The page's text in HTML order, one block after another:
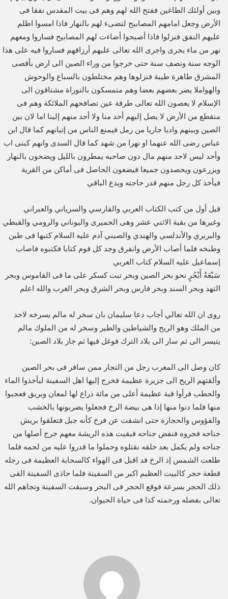
وبين أولئك الطاغين ففتح الله لهم وهم فى بيت المقدس نفقا فى
الأرض وجعل امامهم المصابيح لتضىء لهم بالنهار فاذا امسوا اظلم
عليهم النفق فنزلوا فاذا أصبحوا أضاءت لهم المصابيح فساروا ومعهم
نهر من ماء يجرى واجرى الله تعالى عليهم أرزاقهم فساروا فيه على هذا
الوجه سنة ونصف سنة حتى خرجوا من وراء الصين الى ارض بأقصى
المشرق طاهرة طيبة فنزلوها وهم مختلطون بالسباع والوحوش
والهواملا يضر بعضهم بعضا وهم متمسكون بالتوراة مشتاقون الى
الإسلام لا يعصون الله تعالى طرفة عين تصافحهم الملائكة وهم فى
منقطع من الأرض لا يصل إليهم أحد منا ولا أحد منهم إلينا اما لان بين
الصين وبينهم واديا جاريا من رمل فيمنع الناس من إتيانهم كما قال ابن
عباس رضى الله عنهما او نهرا من شهد كما قال السدى وانهم كبنى اب
وأحد ليس لاحد منهم مال دون صاحبه يمطرون بالليل ويضحون بالنهار
ويزرعون ويحصدون جميعا فيضعون الحاصل فى أماكن من القرية
فيأخذ كل رجل منهم قدر حاجته ويدع الباقي
قيل أول من كتب الكتاب العربي والفارسي والسرياني والعبراني
وغيرها من بقية الاثني عشر وهى الحميرى واليوناني والرومي والقبطي
والبربري والأندلسي والهندي والصيني آدم عليه السلام كتبها فى طين
وطبخه فلما أصاب الأرض وانفرق وجد كل قوم كتابا فكتبوه فاصاب
إسماعيل عليه السلام كتاب العربي
سَبْعَةُ أَبْحُرٍ نحو بحر الصين وبحر تبت كسكر على ما فى القاموس وبحر
التهد وبحر السند وبحر فارس وبحر الشرق وبحر الغرب والله اعلم
روى ان الله تعالي أجاب دعا سليمان بان سخر له مالم يسرخه لاحد
من الملك وهو الريح والشياطين والطير وسخر له من الملوك مالم
يتيسر الى ثم سار الى بلاد الترك فوغل فيها ثم جاز بلاد الصين:
كان وصل الى المغرب رجل من التجار ممن سافر فى بحر الصين
وألقتهم الريح الى جزيرة عظيمة فخرج إليها اهل السفينة ليأخذوا الماء
والحطب فرأوا قبة عظيمة أعلى من مائة ذراع لها لمعان وبريق فعجبوا
منها فلما دنوا منها إذا هى بيضة الرخ فجعلوا يضربونها بالخشب
والفؤوس والحجارة حتى انشقت عن فرخ كأنه جبل فتعلقوا بريش
جناحه فجروه فنفض جناحه فبقيت هذه الريشة معهم خرج أصلها من
جناحه ولم يكمل بعد خلقه نقتلوه وحملوا ما قدروا عليه من لحمه فلما
طلعت الشمس إذ الرخ قد اقبل فى الهواء كالسحابة العظيمة فى رجله
قطعة حجر كالبيت العظيم اكبر من السفينة فلما حاذى السفينة القى
ذلك الحجر بسرعة فوقع الحجر فى البحر وسبقت السفينة وتجاهم الله
تعالى بفضله ورحمته كذا فى حياة الحيوان.